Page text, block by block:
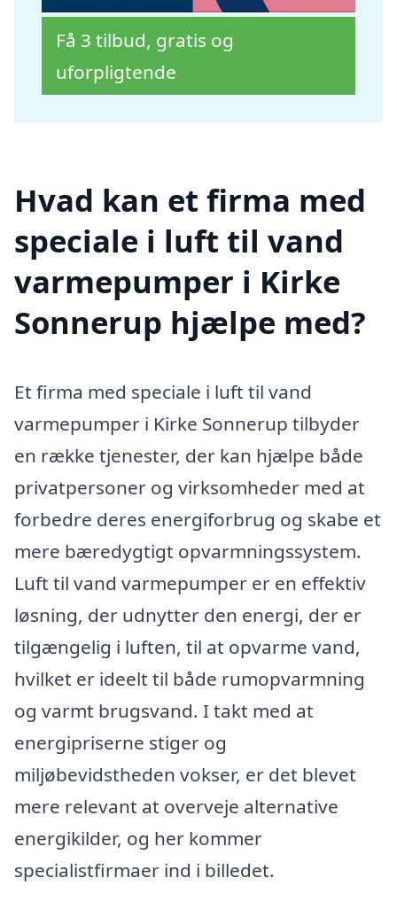
Få 3 tilbud, gratis og
uforpligtende
Hvad kan et firma med
speciale i luft til vand
varmepumper i Kirke
Sonnerup hjælpe med?
Et firma med speciale i luft til vand
varmepumper i Kirke Sonnerup tilbyder
en række tjenester, der kan hjælpe både
privatpersoner og virksomheder med at
forbedre deres energiforbrug og skabe et
mere bæredygtigt opvarmningssystem.
Luft til vand varmepumper er en effektiv
løsning, der udnytter den energi, der er
tilgængelig i luften, til at opvarme vand,
hvilket er ideelt til både rumopvarmning
og varmt brugsvand. I takt med at
energipriserne stiger og
miljøbevidstheden vokser, er det blevet
mere relevant at overveje alternative
energikilder, og her kommer
specialistfirmaer ind i billedet.